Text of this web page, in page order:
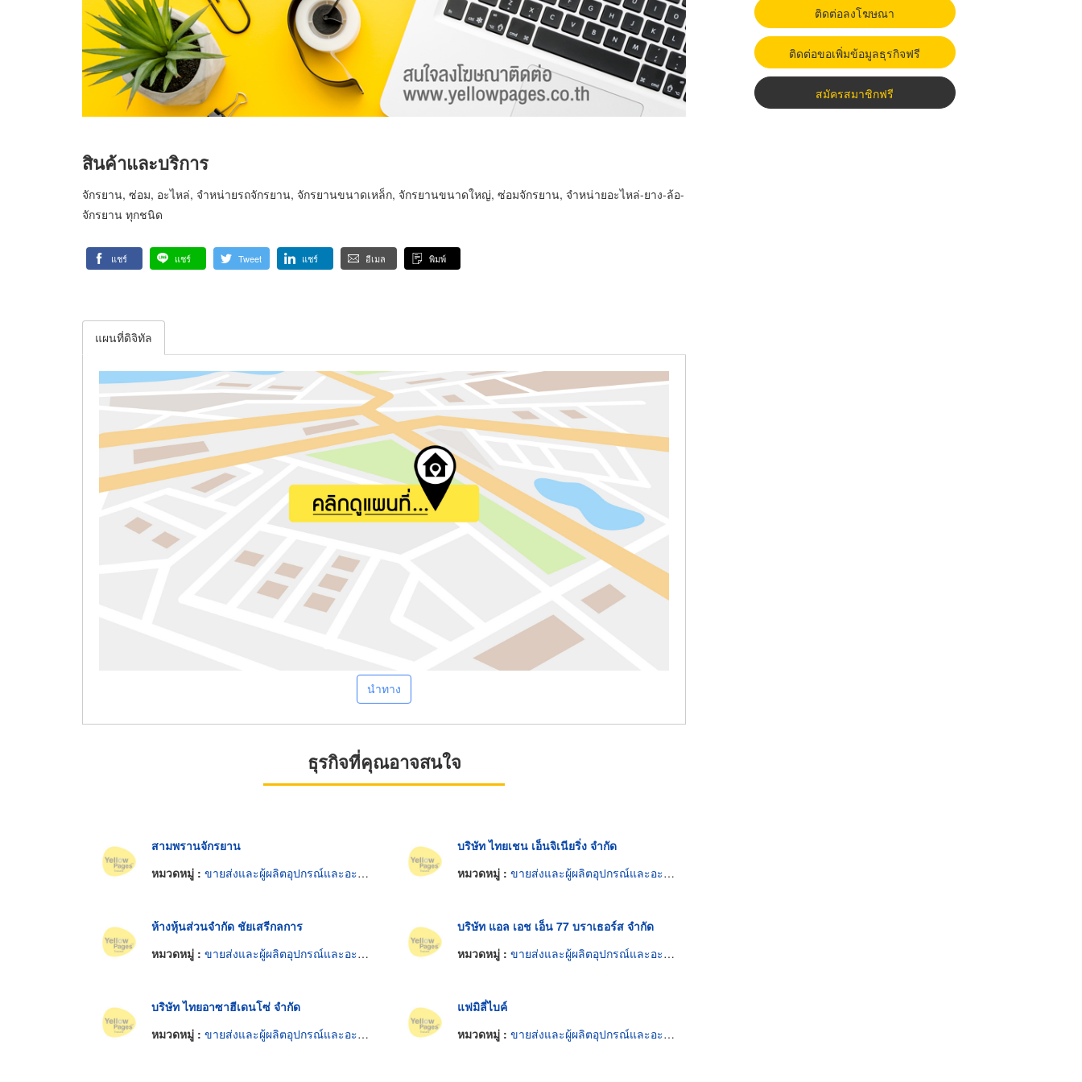
สินค้าและบริการ
จักรยาน, ซ่อม, อะไหล่, จำหน่ายรถจักรยาน, จักรยานขนาดเหล็ก, จักรยานขนาดใหญ่, ซ่อมจักรยาน, จำหน่ายอะไหล่-ยาง-ล้อ-
จักรยาน ทุกชนิด
แชร์ แชร์ Tweet แชร์ อีเมล พิมพ์
แผนที่ดิจิทัล
นำทาง
ธุรกิจที่คุณอาจสนใจ
สามพรานจักรยาน
หมวดหมู่ : ขายส่งและผู้ผลิตอุปกรณ์และอะไหล่รถจักรยาน
บริษัท ไทยเชน เอ็นจิเนียริ่ง จำกัด
หมวดหมู่ : ขายส่งและผู้ผลิตอุปกรณ์และอะไหล่รถจักรยาน
ห้างหุ้นส่วนจำกัด ชัยเสรีกลการ
หมวดหมู่ : ขายส่งและผู้ผลิตอุปกรณ์และอะไหล่รถจักรยาน
บริษัท แอล เอช เอ็น 77 บราเธอร์ส จำกัด
หมวดหมู่ : ขายส่งและผู้ผลิตอุปกรณ์และอะไหล่รถจักรยาน
บริษัท ไทยอาซาฮีเดนโซ่ จำกัด
หมวดหมู่ : ขายส่งและผู้ผลิตอุปกรณ์และอะไหล่รถจักรยาน
แฟมิลี่ไบค์
หมวดหมู่ : ขายส่งและผู้ผลิตอุปกรณ์และอะไหล่รถจักรยาน
ติดต่อลงโฆษณา
ติดต่อขอเพิ่มข้อมูลธุรกิจฟรี
สมัครสมาชิกฟรี